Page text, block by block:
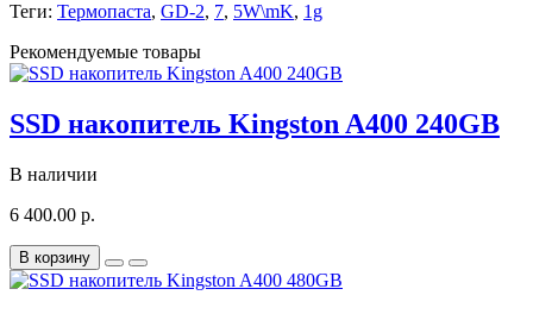
Теги: Термопаста, GD-2, 7, 5W\mK, 1g
Рекомендуемые товары
SSD накопитель Kingston A400 240GB
В наличии
6 400.00 р.
В корзину